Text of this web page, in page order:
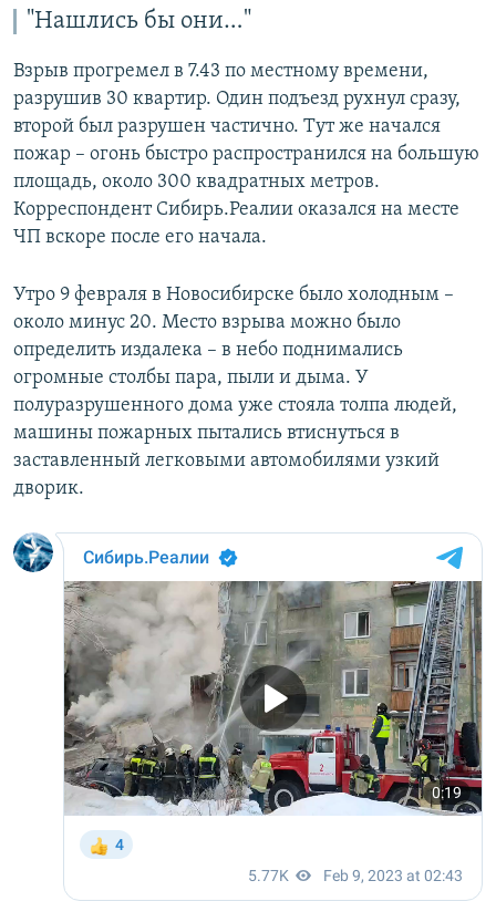
"Нашлись бы они…"
Взрыв прогремел в 7.43 по местному времени,
разрушив 30 квартир. Один подъезд рухнул сразу,
второй был разрушен частично. Тут же начался
пожар – огонь быстро распространился на большую
площадь, около 300 квадратных метров.
Корреспондент Сибирь.Реалии оказался на месте
ЧП вскоре после его начала.
Утро 9 февраля в Новосибирске было холодным –
около минус 20. Место взрыва можно было
определить издалека – в небо поднимались
огромные столбы пара, пыли и дыма. У
полуразрушенного дома уже стояла толпа людей,
машины пожарных пытались втиснуться в
заставленный легковыми автомобилями узкий
дворик.